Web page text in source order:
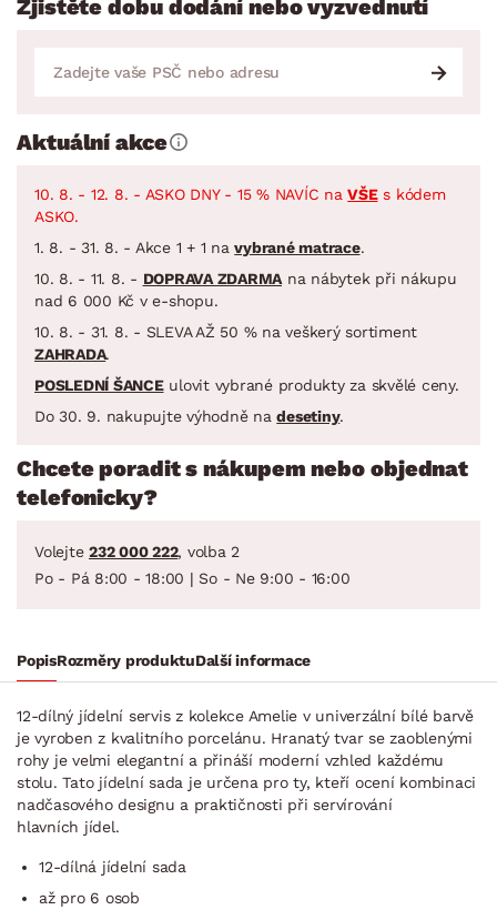
Zjistěte dobu dodání nebo vyzvednutí
Aktuální akce
10. 8. - 12. 8. - ASKO DNY - 15 % NAVÍC naVŠEs kódem
ASKO.
1. 8. - 31. 8. - Akce 1 + 1 navybrané matrace.
10. 8. - 11. 8. - DOPRAVA ZDARMA na nábytek při nákupu
nad 6 000 Kč v e-shopu.
10. 8. - 31. 8. - SLEVA AŽ 50 % na veškerý sortiment
ZAHRADA.
POSLEDNÍ ŠANCEulovit vybrané produkty za skvělé ceny.
Do 30. 9. nakupujte výhodně nadesetiny.
Chcete poradit s nákupem nebo objednat
telefonicky?
Volejte 232 000 222, volba 2
Po - Pá 8:00 - 18:00 | So - Ne 9:00 - 16:00
PopisRozměry produktuDalší informace
12-dílný jídelní servis z kolekce Amelie v univerzální bílé barvě
je vyroben z kvalitního porcelánu. Hranatý tvar se zaoblenými
rohy je velmi elegantní a přináší moderní vzhled každému
stolu. Tato jídelní sada je určena pro ty, kteří ocení kombinaci
nadčasového designu a praktičnosti při servírování
hlavních jídel.
12-dílná jídelní sada
až pro 6 osob